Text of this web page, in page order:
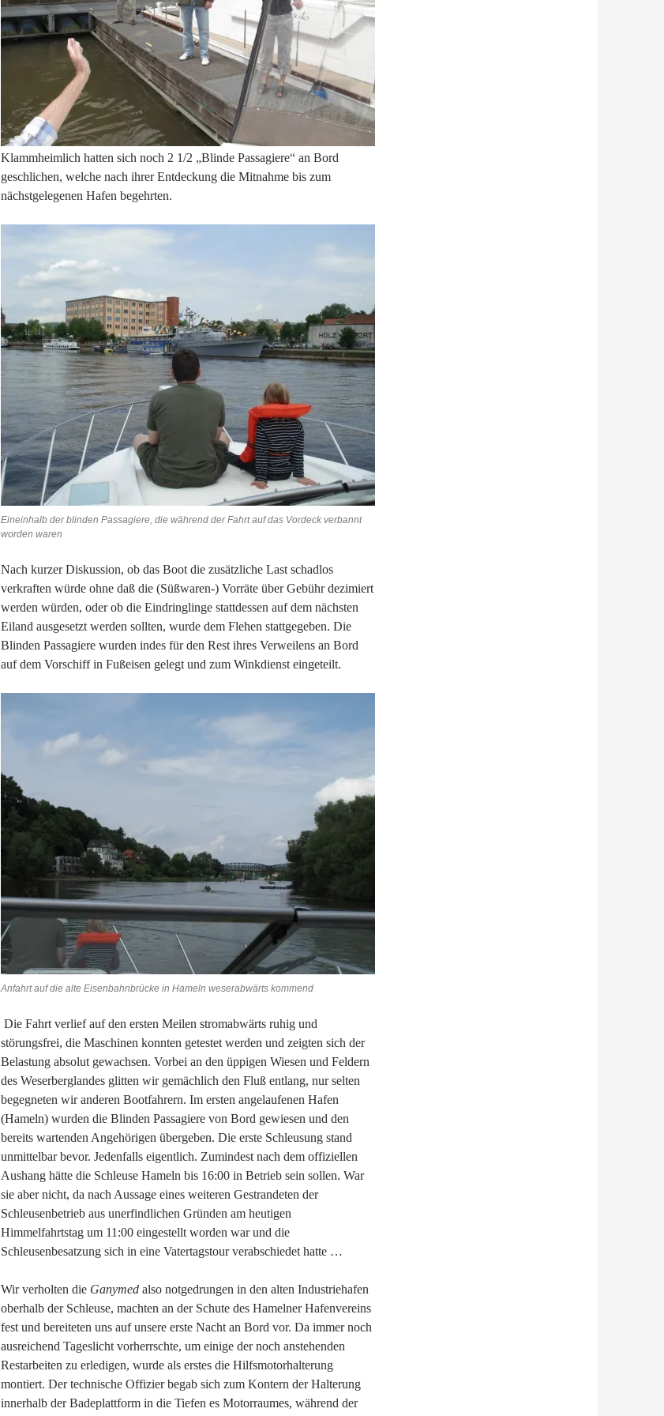
Klammheimlich hatten sich noch 2 1/2 „Blinde Passagiere“ an Bord
geschlichen, welche nach ihrer Entdeckung die Mitnahme bis zum
nächstgelegenen Hafen begehrten.
Eineinhalb der blinden Passagiere, die während der Fahrt auf das Vordeck verbannt
worden waren
Nach kurzer Diskussion, ob das Boot die zusätzliche Last schadlos
verkraften würde ohne daß die (Süßwaren-) Vorräte über Gebühr dezimiert
werden würden, oder ob die Eindringlinge stattdessen auf dem nächsten
Eiland ausgesetzt werden sollten, wurde dem Flehen stattgegeben. Die
Blinden Passagiere wurden indes für den Rest ihres Verweilens an Bord
auf dem Vorschiff in Fußeisen gelegt und zum Winkdienst eingeteilt.
Anfahrt auf die alte Eisenbahnbrücke in Hameln weserabwärts kommend
Die Fahrt verlief auf den ersten Meilen stromabwärts ruhig und
störungsfrei, die Maschinen konnten getestet werden und zeigten sich der
Belastung absolut gewachsen. Vorbei an den üppigen Wiesen und Feldern
des Weserberglandes glitten wir gemächlich den Fluß entlang, nur selten
begegneten wir anderen Bootfahrern. Im ersten angelaufenen Hafen
(Hameln) wurden die Blinden Passagiere von Bord gewiesen und den
bereits wartenden Angehörigen übergeben. Die erste Schleusung stand
unmittelbar bevor. Jedenfalls eigentlich. Zumindest nach dem offiziellen
Aushang hätte die Schleuse Hameln bis 16:00 in Betrieb sein sollen. War
sie aber nicht, da nach Aussage eines weiteren Gestrandeten der
Schleusenbetrieb aus unerfindlichen Gründen am heutigen
Himmelfahrtstag um 11:00 eingestellt worden war und die
Schleusenbesatzung sich in eine Vatertagstour verabschiedet hatte …
Wir verholten die Ganymed also notgedrungen in den alten Industriehafen
oberhalb der Schleuse, machten an der Schute des Hamelner Hafenvereins
fest und bereiteten uns auf unsere erste Nacht an Bord vor. Da immer noch
ausreichend Tageslicht vorherrschte, um einige der noch anstehenden
Restarbeiten zu erledigen, wurde als erstes die Hilfsmotorhalterung
montiert. Der technische Offizier begab sich zum Kontern der Halterung
innerhalb der Badeplattform in die Tiefen es Motorraumes, während der